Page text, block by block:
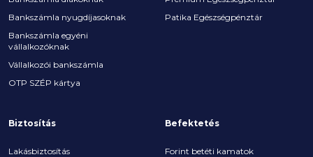
Bankszámla nyugdíjasoknak
Bankszámla egyéni
vállalkozóknak
Vállalkozói bankszámla
OTP SZÉP kártya
Patika Egészségpénztár
Biztosítás
Lakásbiztosítás
Befektetés
Forint betéti kamatok